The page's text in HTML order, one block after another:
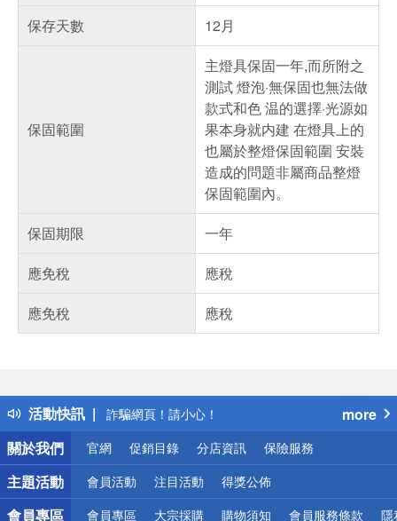
保存天數
12月
保固範圍
主燈具保固一年,而所附之
測試 燈泡·無保固也無法做
款式和色 温的選擇·光源如
果本身就内建 在燈具上的
也屬於整燈保固範圍 安裝
造成的問題非屬商品整燈
保固範圍內。
保固期限
一年
應免稅
應稅
應免稅
應稅
活動快訊
詐騙網頁！請小心！
得獎公告
熱門話題
銀行優惠
偏遠地區配送
詐騙網頁！請小心！
more
關於我們
官網 促銷目錄 分店資訊 保險服務
主題活動 會員活動 注目活動 得獎公佈
會員專區 會員專區 大宗採購 購物須知 會員服務條款 隱